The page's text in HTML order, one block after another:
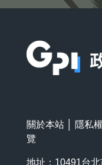
關於本站 隱私
覽
地址：10491台